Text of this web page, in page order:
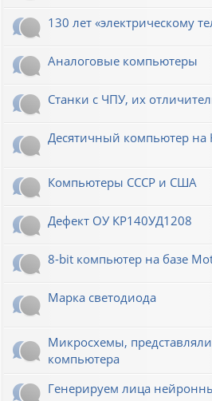
130 лет «электрическому
Аналоговые компьютеры
Станки с ЧПУ, их
Десятичный компьютер на
Компьютеры СССР и США
Дефект ОУ КР140УД1208
8-bit компьютер на базе
Марка светодиода
Микросхемы,
компьютера
Генерируем лица